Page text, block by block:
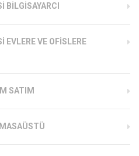
BILGISAYARCI
EVLERE VE OFISLERE
SATIM